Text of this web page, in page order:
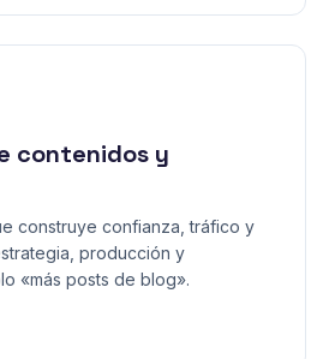
contenidos y
construye confianza, tráfico y
producción y
«más posts de blog».